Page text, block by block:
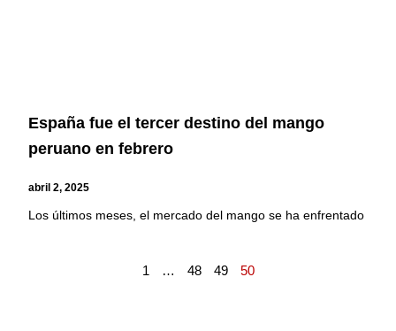
España fue el tercer destino del mango
peruano en febrero
abril 2, 2025
Los últimos meses, el mercado del mango se ha enfrentado
1 … 48 49 50